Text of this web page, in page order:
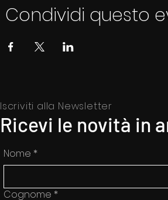
Condividi questo
Iscriviti alla Newsletter
Ricevi le novità in
Nome *
Cognome *